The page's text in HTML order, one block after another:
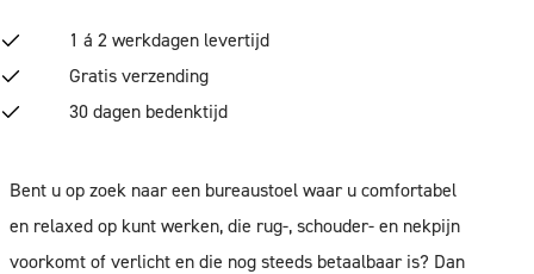
1 á 2 werkdagen levertijd
Gratis verzending
30 dagen bedenktijd
Bent u op zoek naar een bureaustoel waar u comfortabel
en relaxed op kunt werken, die rug-, schouder- en nekpijn
voorkomt of verlicht en die nog steeds betaalbaar is? Dan